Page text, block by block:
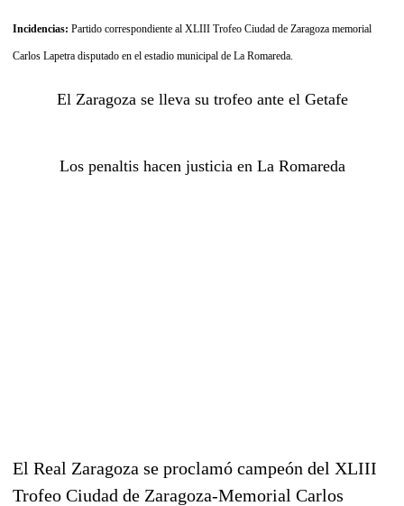
Incidencias: Partido correspondiente al XLIII Trofeo Ciudad de Zaragoza memorial
Carlos Lapetra disputado en el estadio municipal de La Romareda.
El Zaragoza se lleva su trofeo ante el Getafe
Los penaltis hacen justicia en La Romareda
El Real Zaragoza se proclamó campeón del XLIII
Trofeo Ciudad de Zaragoza-Memorial Carlos